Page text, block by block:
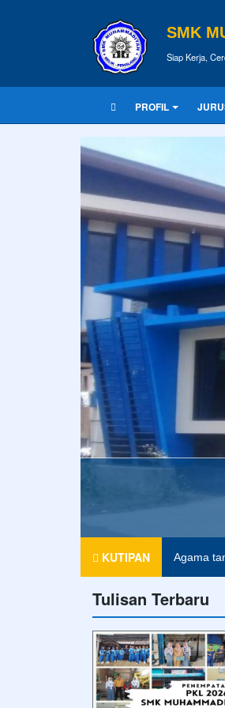
SMK
Siap Kerja,
PROFIL
KUTIPAN Agama
Tulisan Terbaru
Foto Terbaru
Apel Pagi
Merupakan